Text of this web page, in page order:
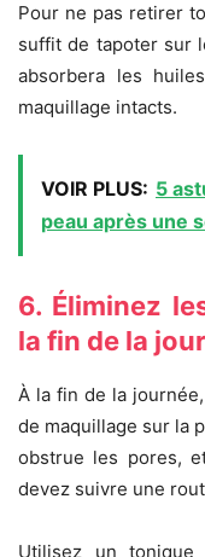
Pour ne pas retirer
suffit de tapoter sur
absorbera les
maquillage intacts.
VOIR PLUS: 5
peau après une
6. Éliminez
la fin de la
À la fin de la
de maquillage sur la
obstrue les pores,
devez suivre une
Utilisez un